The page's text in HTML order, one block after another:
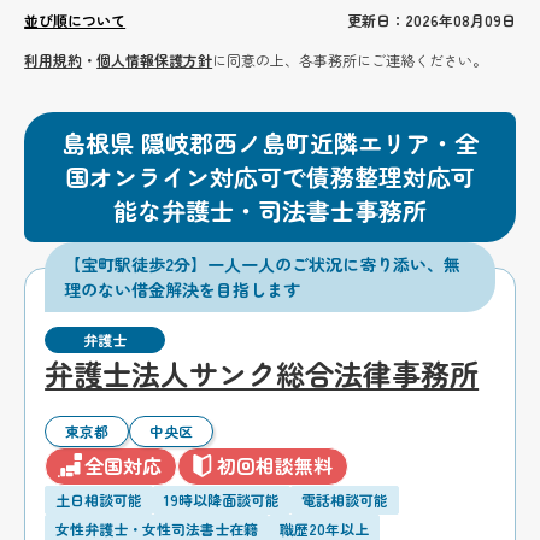
並び順について
更新日：2026年08月09日
利用規約 ・個人情報保護方針に同意の上、各事務所にご連絡ください。
島根県 隠岐郡西ノ島町近隣エリア・全
国オンライン対応可で債務整理対応可
能な弁護士・司法書士事務所
【宝町駅徒歩2分】一人一人のご状況に寄り添い、無
理のない借金解決を目指します
弁護士
弁護士法人サンク総合法律事務所
東京都 中央区
全国対応 初回相談無料
土日相談可能 19時以降面談可能
電話相談可能
女性弁護士・女性司法書士在籍
職歴20年以上